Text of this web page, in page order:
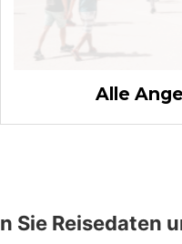
Alle
Sie Reisedaten